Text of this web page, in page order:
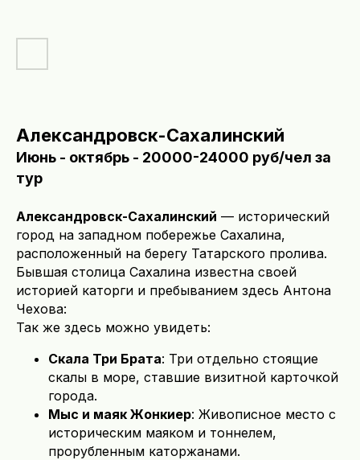
Александровск-Сахалинский
Июнь - октябрь - 20000-24000 руб/чел за
тур
Александровск-Сахалинский — исторический
город на западном побережье Сахалина,
расположенный на берегу Татарского пролива.
Бывшая столица Сахалина известна своей
историей каторги и пребыванием здесь Антона
Чехова:
Так же здесь можно увидеть:
Скала Три Брата: Три отдельно стоящие
скалы в море, ставшие визитной карточкой
города.
Мыс и маяк Жонкиер: Живописное место с
историческим маяком и тоннелем,
прорубленным каторжанами.